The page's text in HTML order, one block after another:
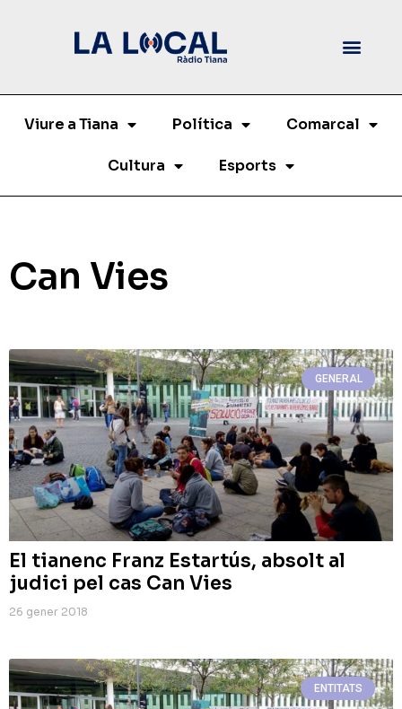
Viure a Tiana Política Comarcal
Cultura Esports
Can Vies
GENERAL
El tianenc Franz Estartús, absolt al
judici pel cas Can Vies
26 gener 2018
ENTITATS